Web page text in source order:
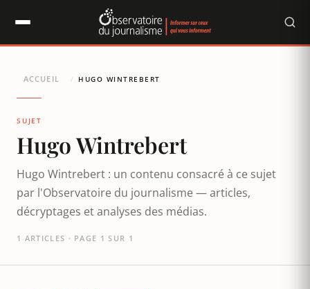
ACCUEIL / HUGO WINTREBERT
SUJET
Hugo Wintrebert
Hugo Wintrebert : un contenu consacré à ce sujet
par l'Observatoire du journalisme — articles,
décryptages et analyses des médias.
1 ARTICLES · PAGE 1 SUR 1
Panneau de gestion des cookies